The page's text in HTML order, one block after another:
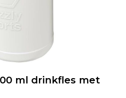
ml drinkfles met